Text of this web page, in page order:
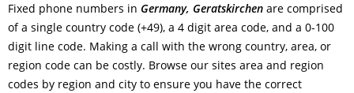
Fixed phone numbers in Germany, Geratskirchen are comprised
of a single country code (+49), a 4 digit area code, and a 0-100
digit line code. Making a call with the wrong country, area, or
region code can be costly. Browse our sites area and region
codes by region and city to ensure you have the correct